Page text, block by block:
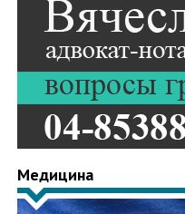
Медицина